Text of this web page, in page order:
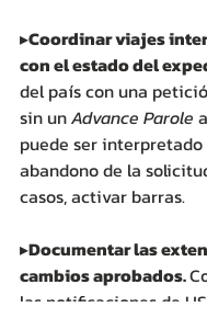
▸Coordinar viajes
con el estado del
del país con una
sin un Advance Parole
puede ser
abandono de la
casos, activar barras.
▸Documentar las
cambios aprobados.
las notificaciones de